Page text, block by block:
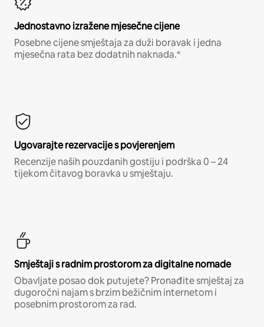
Jednostavno izražene mjesečne cijene
Posebne cijene smještaja za duži boravak i jedna
mjesečna rata bez dodatnih naknada.*
Ugovarajte rezervacije s povjerenjem
Recenzije naših pouzdanih gostiju i podrška 0 – 24
tijekom čitavog boravka u smještaju.
Smještaji s radnim prostorom za digitalne nomade
Obavljate posao dok putujete? Pronađite smještaj za
dugoročni najam s brzim bežičnim internetom i
posebnim prostorom za rad.